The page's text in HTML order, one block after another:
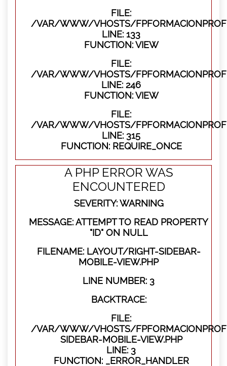
FILE:
/VAR/WWW/VHOSTS/
LINE: 133
FUNCTION: VIEW
FILE:
/VAR/WWW/VHOSTS/
LINE: 246
FUNCTION: VIEW
FILE:
/VAR/WWW/VHOSTS/
LINE: 315
FUNCTION: REQUIRE_ONCE
A PHP ERROR WAS
ENCOUNTERED
SEVERITY: WARNING
MESSAGE: ATTEMPT TO READ PROPERTY
"ID" ON NULL
FILENAME: LAYOUT/RIGHT-SIDEBAR-
MOBILE-VIEW.PHP
LINE NUMBER: 3
BACKTRACE:
FILE:
/VAR/WWW/VHOSTS/
SIDEBAR-MOBILE-VIEW.PHP
LINE: 3
FUNCTION: _ERROR_HANDLER